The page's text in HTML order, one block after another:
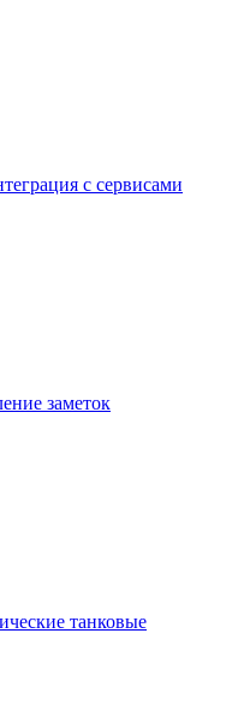
с сервисами
заметок
танковые